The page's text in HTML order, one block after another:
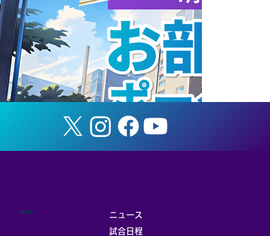
【試合結果】筑波スポーツ 7/27～8/2の
試合結果
ニュース
試合日程
MENU